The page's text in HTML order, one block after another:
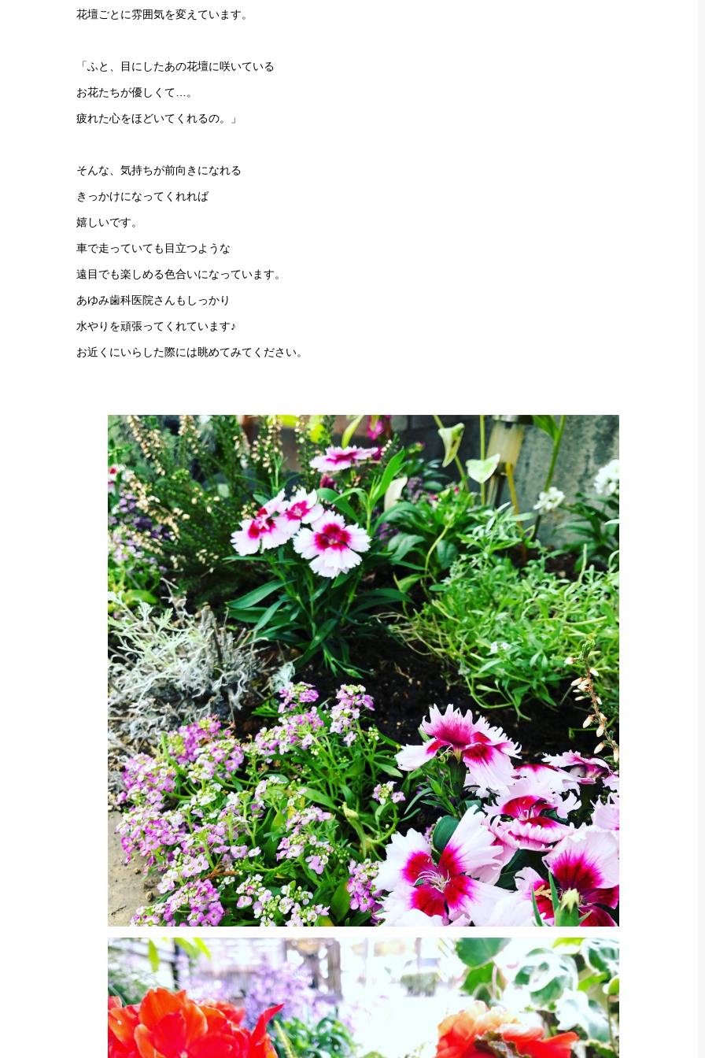
花壇ごとに雰囲気を変えています。
「ふと、目にしたあの花壇に咲いている
お花たちが優しくて…。
疲れた心をほどいてくれるの。」
そんな、気持ちが前向きになれる
きっかけになってくれれば
嬉しいです。
車で走っていても目立つような
遠目でも楽しめる色合いになっています。
あゆみ歯科医院さんもしっかり
水やりを頑張ってくれています♪
お近くにいらした際には眺めてみてください。